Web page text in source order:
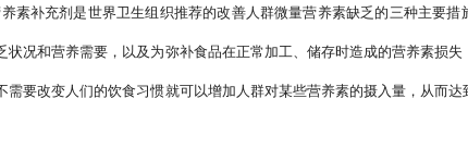
素补充剂是世界卫生组织推荐的改善人群微量营养素缺乏的三种主要措
况和营养需要，以及为弥补食品在正常加工、储存时造成的营养素损
要改变人们的饮食习惯就可以增加人群对某些营养素的摄入量，从而